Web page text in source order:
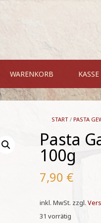
WARENKORB KASSE
START / PASTA
Pasta
100g
7,90 €
inkl. MwSt. zzgl.
31 vorrätig